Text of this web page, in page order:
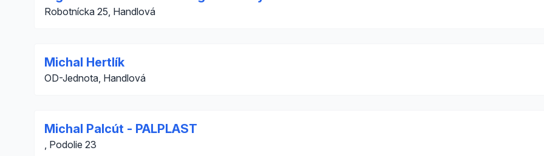
Robotnícka 25, Handlová
Michal Hertlík
OD-Jednota, Handlová
Michal Palcút - PALPLAST
, Podolie 23